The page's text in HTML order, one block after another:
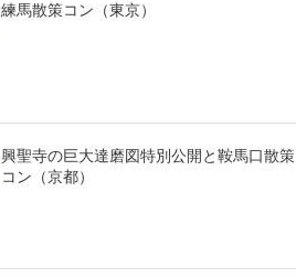
練馬散策コン（東京）
興聖寺の巨大達磨図特別公開と鞍馬口散策
コン（京都）